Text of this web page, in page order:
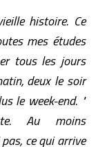
histoire. Ce
mes études
tous les jours
deux le soir
le week-end. "
Au moins
ce qui arrive